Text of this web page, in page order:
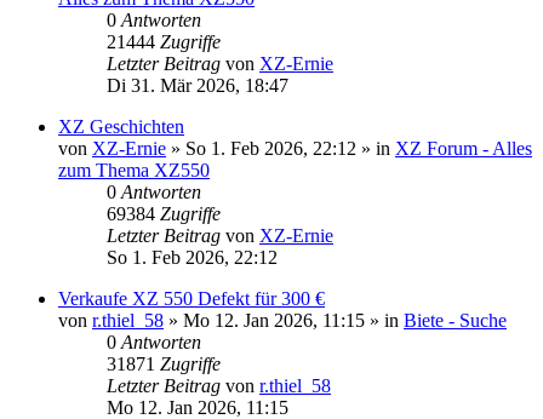
0 Antworten
21444 Zugriffe
Letzter Beitrag von XZ-Ernie
Di 31. Mär 2026, 18:47
XZ Geschichten
von XZ-Ernie » So 1. Feb 2026, 22:12 » in XZ Forum - Alles
zum Thema XZ550
0 Antworten
69384 Zugriffe
Letzter Beitrag von XZ-Ernie
So 1. Feb 2026, 22:12
Verkaufe XZ 550 Defekt für 300 €
von r.thiel_58 » Mo 12. Jan 2026, 11:15 » in Biete - Suche
0 Antworten
31871 Zugriffe
Letzter Beitrag von r.thiel_58
Mo 12. Jan 2026, 11:15